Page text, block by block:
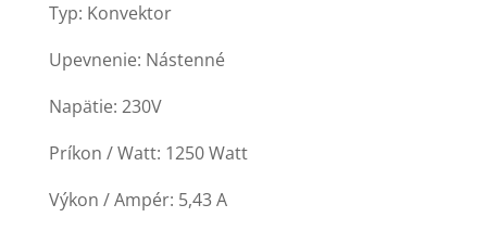
Typ: Konvektor
Upevnenie: Nástenné
Napätie: 230V
Príkon / Watt: 1250 Watt
Výkon / Ampér: 5,43 A